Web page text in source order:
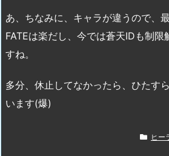
あ、ちなみに、キャラが違うので、
FATEは楽だし、今では蒼天IDも制
すね。
多分、休止してなかったら、ひたす
います(爆)
ヒー